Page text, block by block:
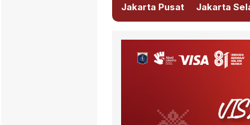
Jakarta Pusat Jakarta